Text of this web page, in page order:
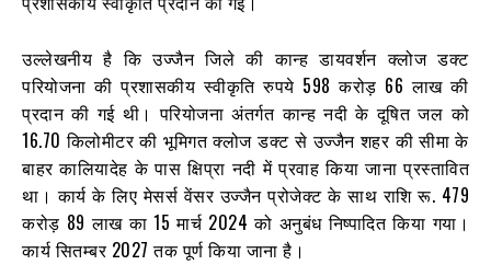
उल्लेखनीय है कि उज्जैन जिले की कान्ह डायवर्शन क्लोज डक्ट
परियोजना की प्रशासकीय स्वीकृति रुपये 598 करोड़ 66 लाख की
प्रदान की गई थी। परियोजना अंतर्गत कान्ह नदी के दूषित जल को
16.70 किलोमीटर की भूमिगत क्लोज डक्ट से उज्जैन शहर की सीमा के
बाहर कालियादेह के पास क्षिप्रा नदी में प्रवाह किया जाना प्रस्तावित
था। कार्य के लिए मेसर्स वेंसर उज्जैन प्रोजेक्ट के साथ राशि रू. 479
करोड़ 89 लाख का 15 मार्च 2024 को अनुबंध निष्पादित किया गया।
कार्य सितम्बर 2027 तक पूर्ण किया जाना है।